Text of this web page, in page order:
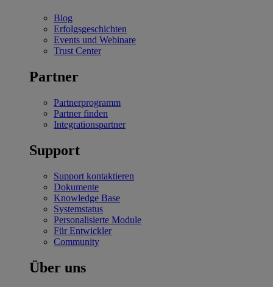
Blog
Erfolgsgeschichten
Events und Webinare
Trust Center
Partner
Partnerprogramm
Partner finden
Integrationspartner
Support
Support kontaktieren
Dokumente
Knowledge Base
Systemstatus
Personalisierte Module
Für Entwickler
Community
Über uns